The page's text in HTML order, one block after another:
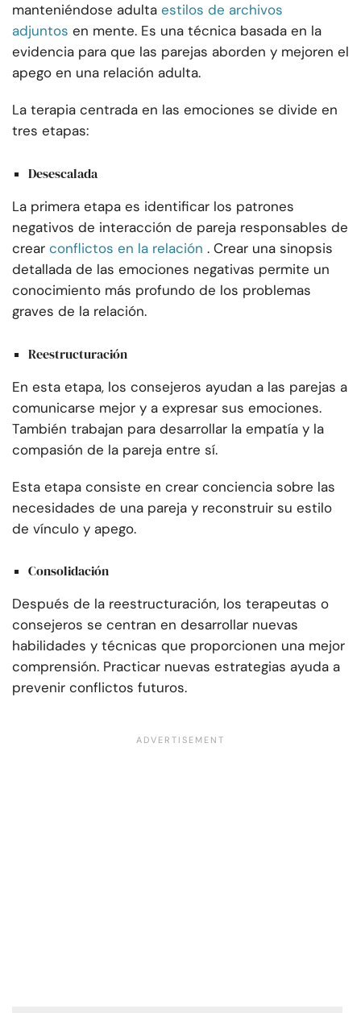
manteniéndose adulta estilos de archivos
adjuntos en mente. Es una técnica basada en la
evidencia para que las parejas aborden y mejoren el
apego en una relación adulta.
La terapia centrada en las emociones se divide en
tres etapas:
Desescalada
La primera etapa es identificar los patrones
negativos de interacción de pareja responsables de
crear conflictos en la relación . Crear una sinopsis
detallada de las emociones negativas permite un
conocimiento más profundo de los problemas
graves de la relación.
Reestructuración
En esta etapa, los consejeros ayudan a las parejas a
comunicarse mejor y a expresar sus emociones.
También trabajan para desarrollar la empatía y la
compasión de la pareja entre sí.
Esta etapa consiste en crear conciencia sobre las
necesidades de una pareja y reconstruir su estilo
de vínculo y apego.
Consolidación
Después de la reestructuración, los terapeutas o
consejeros se centran en desarrollar nuevas
habilidades y técnicas que proporcionen una mejor
comprensión. Practicar nuevas estrategias ayuda a
prevenir conflictos futuros.